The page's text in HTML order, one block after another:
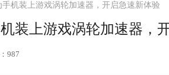
机装上游戏涡轮加速器，开启急速新体验
装上游戏涡轮加速器，
987